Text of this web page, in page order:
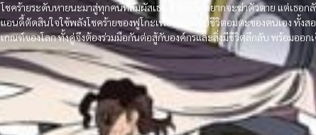
โชคร้ายระดับหายนะมาสู่ทุกคนที่สัมผัสเธอ ทำให้เธออยากจะฆ่าตัวตาย แต่เธอ
แอนดี้ตัดสินใจใช้พลังโชคร้ายของฟูโกะเพื่อหาทางจบชีวิตอมตะของตนเอง ทั้งส
เกณฑ์ของโลก ทั้งคู่จึงต้องร่วมมือกันต่อสู้กับองค์กรและสิ่งมีชีวิตลึกลับ พร้อมออก